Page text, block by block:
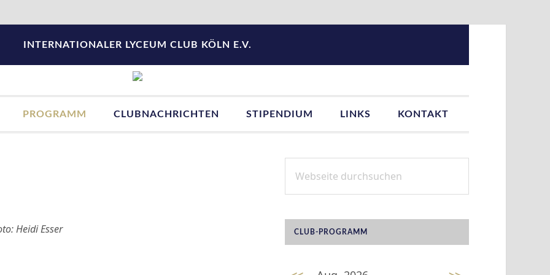
INTERNATIONALER LYCEUM CLUB KÖLN E.V.
PROGRAMM CLUBNACHRICHTEN STIPENDIUM LINKS KONTAKT
Heidi Esser
SEITENSPALTE
durchsuchen
CLUB-PROGRAMM